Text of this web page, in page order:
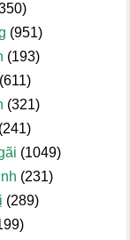
(951)
(193)
(611)
(321)
(241)
(1049)
(231)
(289)